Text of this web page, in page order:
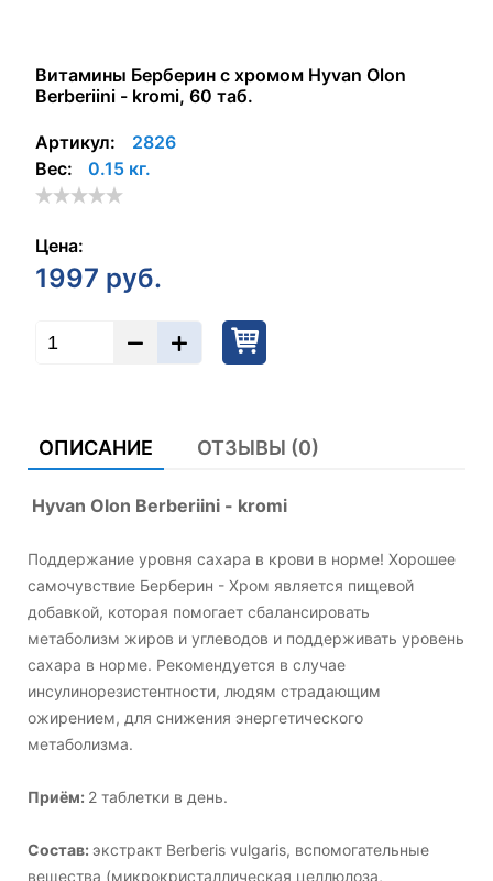
Витамины Берберин с хромом Hyvan Olon
Berberiini - kromi, 60 таб.
Артикул:
2826
Вес:
0.15 кг.
Цена:
1997 руб.
ОПИСАНИЕ ОТЗЫВЫ (0)
Hyvan Olon Berberiini - kromi
Поддержание уровня сахара в крови в норме! Хорошее
самочувствие Берберин - Хром является пищевой
добавкой, которая помогает сбалансировать
метаболизм жиров и углеводов и поддерживать уровень
сахара в норме. Рекомендуется в случае
инсулинорезистентности, людям страдающим
ожирением, для снижения энергетического
метаболизма.
Приём: 2 таблетки в день.
Состав:экстракт Berberis vulgaris, вспомогательные
вещества (микрокристаллическая целлюлоза,